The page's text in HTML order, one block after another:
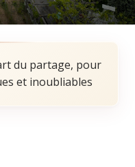
du partage, pour
et inoubliables